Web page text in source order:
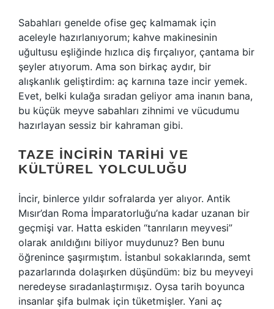
Sabahları genelde ofise geç kalmamak için
aceleyle hazırlanıyorum; kahve makinesinin
uğultusu eşliğinde hızlıca diş fırçalıyor, çantama bir
şeyler atıyorum. Ama son birkaç aydır, bir
alışkanlık geliştirdim: aç karnına taze incir yemek.
Evet, belki kulağa sıradan geliyor ama inanın bana,
bu küçük meyve sabahları zihnimi ve vücudumu
hazırlayan sessiz bir kahraman gibi.
TAZE İNCIRIN TARIHI VE
KÜLTÜREL YOLCULUĞU
İncir, binlerce yıldır sofralarda yer alıyor. Antik
Mısır’dan Roma İmparatorluğu’na kadar uzanan bir
geçmişi var. Hatta eskiden “tanrıların meyvesi”
olarak anıldığını biliyor muydunuz? Ben bunu
öğrenince şaşırmıştım. İstanbul sokaklarında, semt
pazarlarında dolaşırken düşündüm: biz bu meyveyi
neredeyse sıradanlaştırmışız. Oysa tarih boyunca
insanlar şifa bulmak için tüketmişler. Yani aç